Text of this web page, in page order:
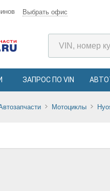
Выбрать офис
ЗАПРОС ПО VIN
Мотоциклы